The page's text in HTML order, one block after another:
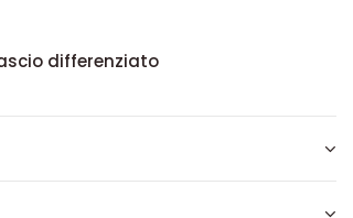
differenziato